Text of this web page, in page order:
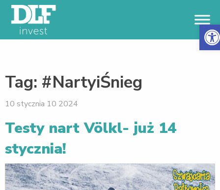
Tag: #NartyiŚnieg
10 stycznia 10 2024
Testy nart Völkl- już 14
stycznia!